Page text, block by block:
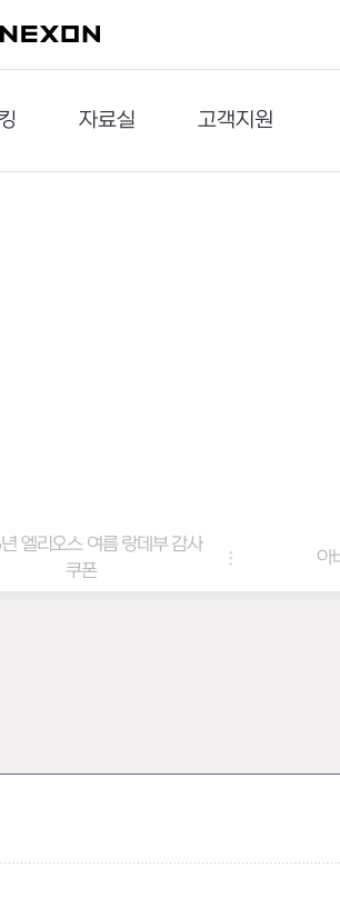
킹
자료실
다운로드
고객지원
문의하기
엘리오스 여름 랑데부 감사
쿠폰
아